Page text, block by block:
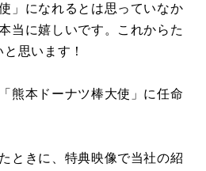
」になれるとは思っていなか
当に嬉しいです。これからた
思います！
熊本ドーナツ棒大使」に任命
ときに、特典映像で当社の紹